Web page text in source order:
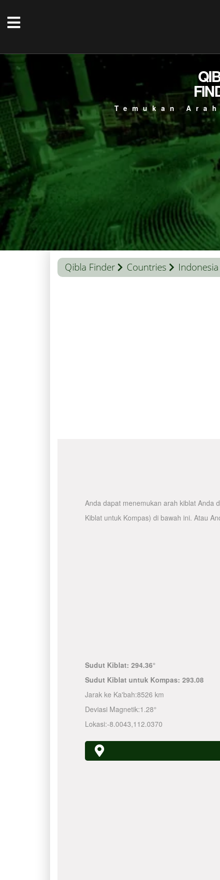
Temukan
Qibla Finder Countries Indonesia
Anda dapat menemukan arah kiblat Anda
Kiblat untuk Kompas) di bawah ini. Atau
Sudut Kiblat: 294.36°
Sudut Kiblat untuk Kompas: 293.08
Jarak ke Ka'bah:8526 km
Deviasi Magnetik:1.28°
Lokasi:-8.0043,112.0370